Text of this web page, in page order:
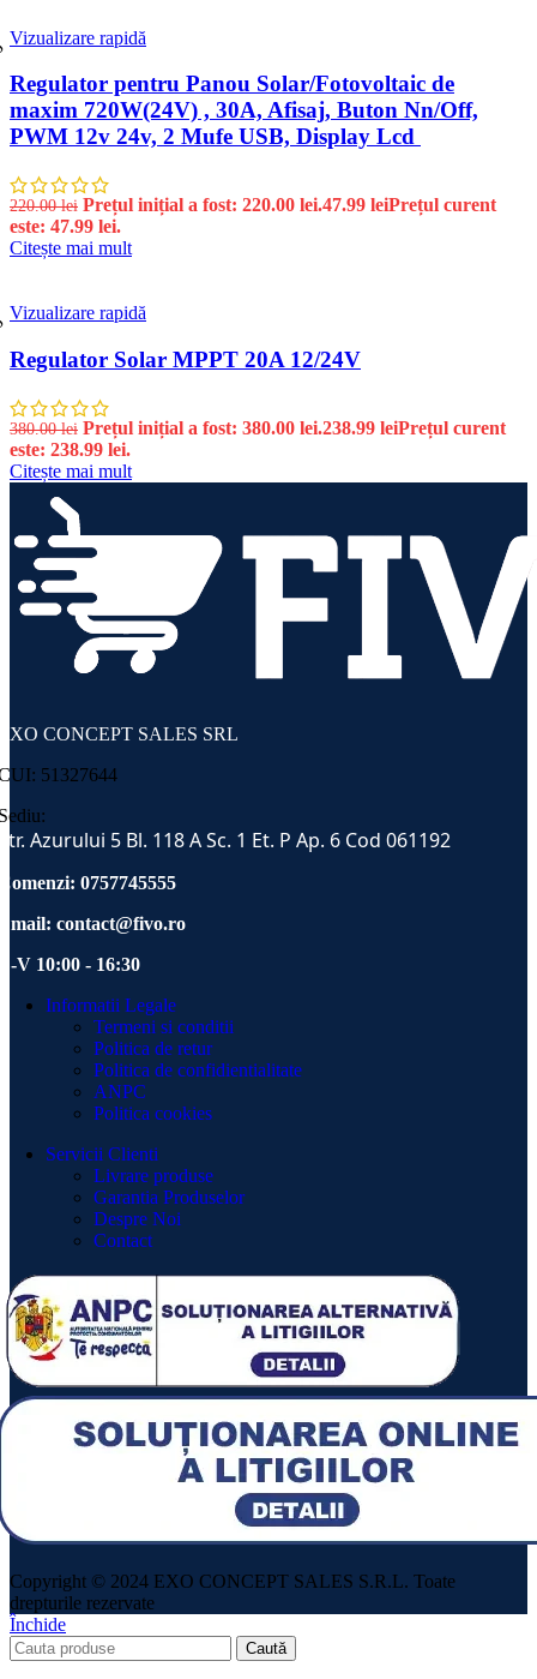
Vizualizare rapidă
Regulator pentru Panou Solar/Fotovoltaic de
maxim 720W(24V) , 30A, Afisaj, Buton Nn/Off,
PWM 12v 24v, 2 Mufe USB, Display Lcd
220.00lei Prețul inițial a fost: 220.00 lei.47.99 leiPrețul curent
este: 47.99 lei.
Citește mai mult
Vizualizare rapidă
Regulator Solar MPPT 20A 12/24V
380.00lei Prețul inițial a fost: 380.00 lei.238.99 leiPrețul curent
este: 238.99 lei.
Citește mai mult
CONCEPT SALES SRL
51327644
Azurului 5 Bl. 118 A Sc. 1 Et. P Ap. 6 Cod 061192
0757745555
contact@fivo.ro
V 10:00 - 16:30
Informatii Legale
Termeni si conditii
Politica de retur
Politica de confidientialitate
ANPC
Politica cookies
Servicii Clienti
Livrare produse
Garantia Produselor
Despre Noi
Contact
Copyright © 2024 EXO CONCEPT SALES S.R.L. Toate
drepturile rezervate
Închide
Caută